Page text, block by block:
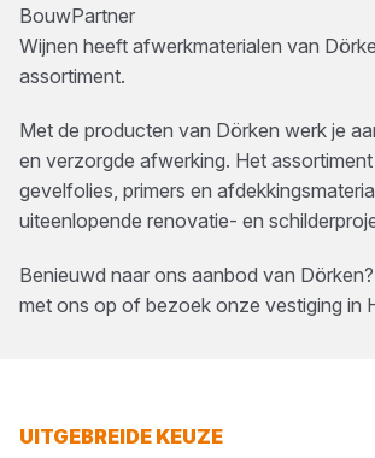
BouwPartner
Wijnen heeft afwerkmaterialen van
assortiment.
Met de producten van Dörken werk je
en verzorgde afwerking. Het
gevelfolies, primers en
uiteenlopende renovatie- en
Benieuwd naar ons aanbod van Dörken
met ons op of bezoek onze vestiging in
UITGEBREIDE KEUZE